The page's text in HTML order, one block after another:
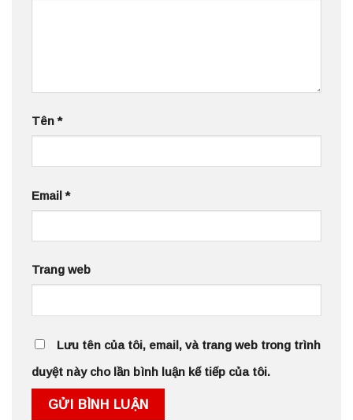
Tên*
Email*
Trang web
Lưu tên của tôi, email, và trang web trong trình
duyệt này cho lần bình luận kế tiếp của tôi.